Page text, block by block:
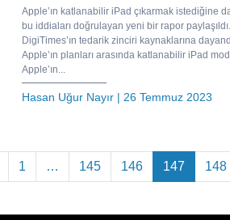
Apple’ın katlanabilir iPad çıkarmak istediğine
bu iddiaları doğrulayan yeni bir rapor
DigiTimes’ın tedarik zinciri kaynaklarına
Apple’ın planları arasında katlanabilir iPad
Apple’ın...
Hasan Uğur Nayır | 26 Temmuz 2023
dolaşımı
1 … 145 146 147 148